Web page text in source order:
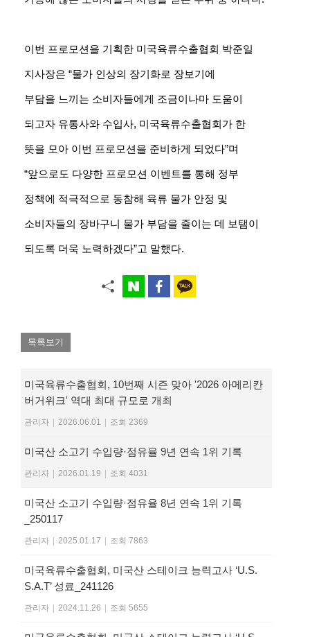
이번 프로모션을 기획한 미국육류수출협회 박준일
지사장은 “물가 인상의 장기화로 장보기에
부담을 느끼는 소비자들에게 조금이나마 도움이
되 고자 유통사와 수입사, 미국육류수출협회가 한
뜻을 모아 이번 프로모션을 준비하게 되었다”며
“앞으로도 다양한 프로모션 이벤트를 통해 정부
정책에 적극적으로 동참해 육류 물가 안정 및
소비자들의 장바구니 물가 부담을 줄이는 데 보탬이
되도록 더욱 노력하겠다”고 말했다.
목록보기
미국육류수출협회, 10번째 시즌 맞아 '2026 아메리칸
버거위크' 역대 최대 규모로 개최
관리자 | 2026.06.01 | 조회 2369
미국산 소고기 수입량·점유율 9년 연속 1위 기록
관리자 | 2026.01.19 | 조회 4031
미국산 소고기 수입량·점유율 8년 연속 1위 기록
_250117
관리자 | 2025.01.17 | 조회 7863
미국육류수출협회, 미국산 스테이크 능력고사 ‘U.S.
S.A.T’ 성료_241126
관리자 | 2024.11.26 | 조회 5655